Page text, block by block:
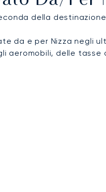
della
da e per Nizza negli
aeromobili, delle tasse